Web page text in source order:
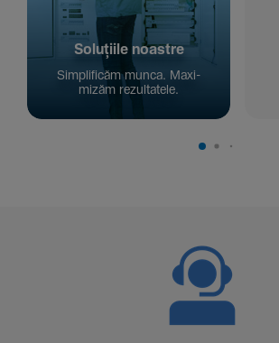
Solu­țiile noastre
Simpli­ficăm munca. Maxi­
mizăm rezul­ta­tele.